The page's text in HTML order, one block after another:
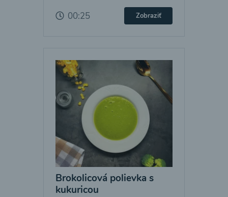
00:25 Zobraziť
Brokolicová polievka s
kukuricou